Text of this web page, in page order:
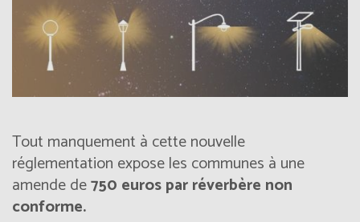
Tout manquement à cette nouvelle
réglementation expose les communes à une
amende de750 euros par réverbère non
conforme.